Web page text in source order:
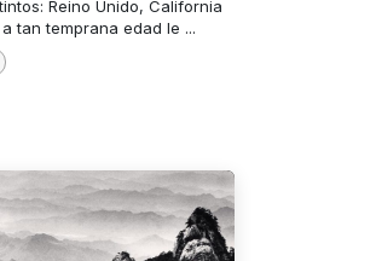
Reino Unido, California
tan temprana edad le ...